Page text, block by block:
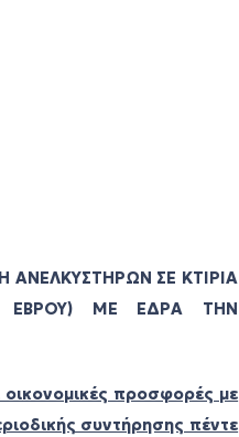
ΣΕ ΚΤΙΡΙΑ
ΕΒΡΟΥ) ΜΕ ΕΔΡΑ ΤΗΝ
προσφορές με
συντήρησης πέντε